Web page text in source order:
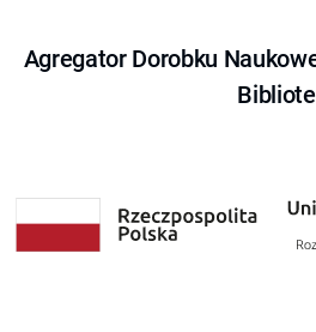
Agregator Dorobku